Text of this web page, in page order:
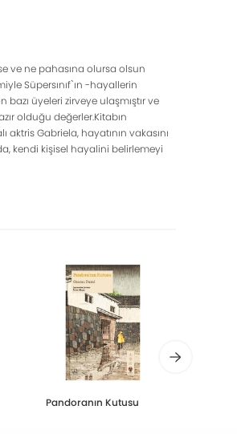
ve ne pahasına olursa olsun
Süpersınıf`ın -hayallerin
üyeleri zirveye ulaşmıştır ve
olduğu değerler.Kitabın
Gabriela, hayatının vakasını
kendi kişisel hayalini belirlemeyi
Pandoranın Kutusu